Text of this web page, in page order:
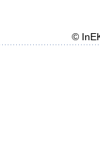
©